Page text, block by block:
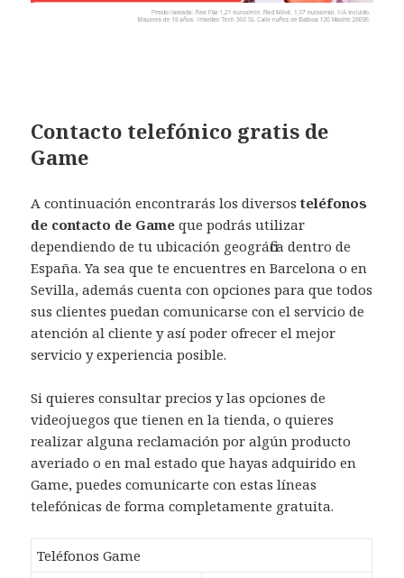
Contacto telefónico gratis de
Game
A continuación encontrarás los diversosteléfonos
de contacto de Game que podrás utilizar
dependiendo de tu ubicación geográfica dentro de
España. Ya sea que te encuentres en Barcelona o en
Sevilla, además cuenta con opciones para que todos
sus clientes puedan comunicarse con el servicio de
atención al cliente y así poder ofrecer el mejor
servicio y experiencia posible.
Si quieres consultar precios y las opciones de
videojuegos que tienen en la tienda, o quieres
realizar alguna reclamación por algún producto
averiado o en mal estado que hayas adquirido en
Game, puedes comunicarte con estas líneas
telefónicas de forma completamente gratuita.
Teléfonos Game